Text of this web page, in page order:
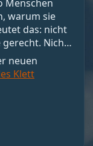
Menschen
warum sie
das: nicht
gerecht. Nicht
unter
loben,
allem:
dürfen."
neuen
Klett